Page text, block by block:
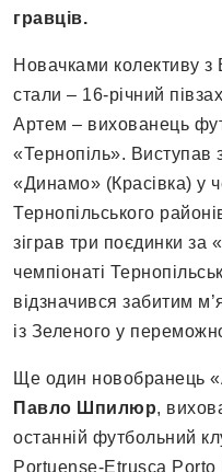
гравців.
Новачками колективу з
стали – 16-річний
Артем – вихованець
«Тернопіль». Виступав
«Динамо» (Красівка) у
Тернопільського
зіграв три поєдинки за
чемпіонаті
відзначився забитим
із Зеленого у
Ще один новобранець
Павло Шпилюр,
останній футбольний
Portuense-Etrusca Porto